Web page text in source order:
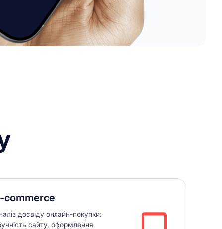
commerce
досвіду онлайн-покупки:
сайту, оформлення